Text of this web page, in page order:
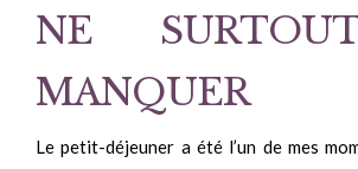
NE
MANQUER
Le petit-déjeuner a été l’un de mes